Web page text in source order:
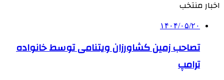
اخبار منتخب
۱۴۰۴/۰۵/۲۰
تصاحب زمین کشاورزان ویتنامی توسط خانواده
ترامپ